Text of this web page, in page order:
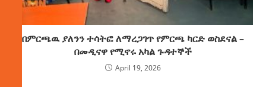
በምርጫዉ ያለንን ተሳትፎ ለማረጋገጥ የምርጫ ካርድ ወስደናል –
በመዲናዋ የሚኖሩ አካል ጉዳተኞች
April 19, 2026